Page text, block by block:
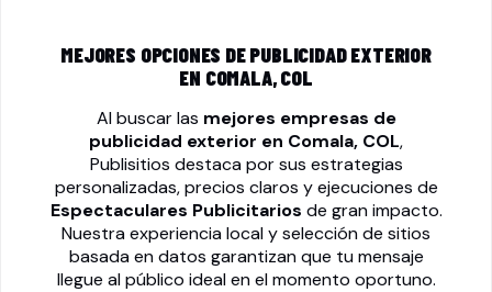
MEJORES OPCIONES DE PUBLICIDAD EXTERIOR
EN COMALA, COL
Al buscar las mejores empresas de
publicidad exterior en Comala, COL,
Publisitios destaca por sus estrategias
personalizadas, precios claros y ejecuciones de
Espectaculares Publicitarios de gran impacto.
Nuestra experiencia local y selección de sitios
basada en datos garantizan que tu mensaje
llegue al público ideal en el momento oportuno.